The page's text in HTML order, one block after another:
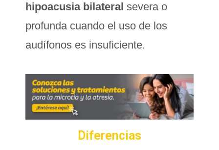
hipoacusia bilateral severa o
profunda cuando el uso de los
audífonos es insuficiente.
Diferencias